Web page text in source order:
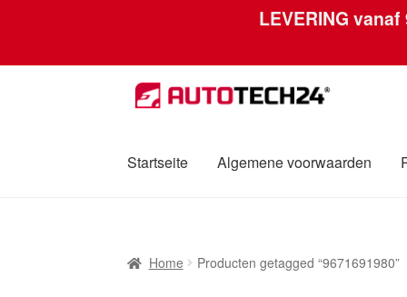
LEVERING vanaf
Ga
door
navigatie
Ga
naar
inhoud
Startseite Algemene voorwaarden
Over ons PrivacybeleidWereldwijde
Home Producten getagged “9671691980”